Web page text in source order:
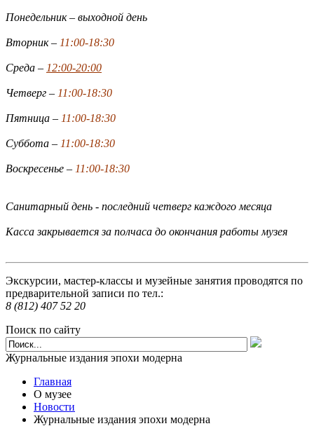
Понедельник – выходной день
Вторник – 11:00-18:30
Среда – 12:00-20:00
Четверг – 11:00-18:30
Пятница – 11:00-18:30
Суббота – 11:00-18:30
Воскресенье – 11:00-18:30
Санитарный день - последний четверг каждого месяца
Касса закрывается за полчаса до окончания работы музея
Экскурсии, мастер-классы и музейные занятия проводятся по
предварительной записи по тел.:
8 (812) 407 52 20
Поиск по сайту
Журнальные издания эпохи модерна
Главная
О музее
Новости
Журнальные издания эпохи модерна